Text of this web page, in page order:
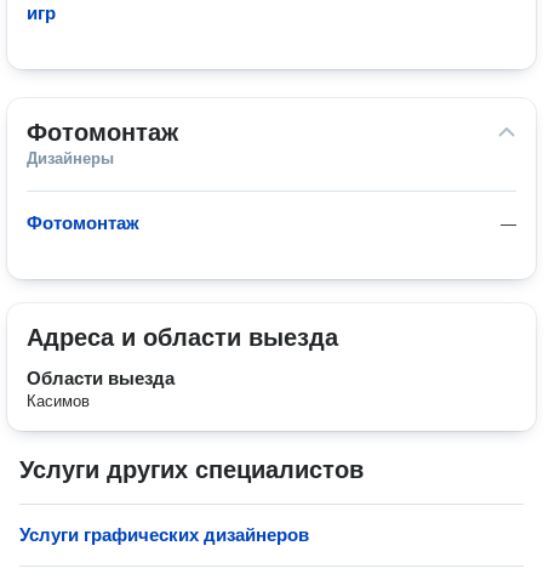
игр
Фотомонтаж
Дизайнеры
—
Фотомонтаж
Адреса и области выезда
Области выезда
Касимов
Услуги других специалистов
Услуги графических дизайнеров